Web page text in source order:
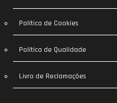
Política de Cookies
Política de Qualidade
Livro de Reclamações